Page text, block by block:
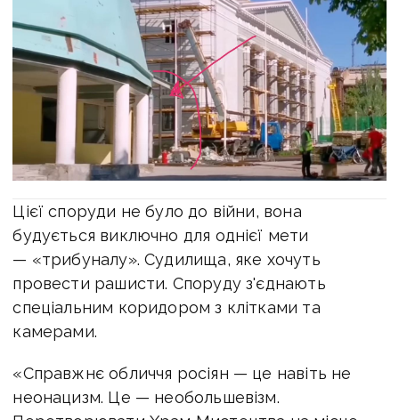
Цієї споруди не було до війни, вона
будується виключно для однієї мети
— «трибуналу». Судилища, яке хочуть
провести рашисти. Споруду з'єднають
спеціальним коридором з клітками та
камерами.
«Справжнє обличчя росіян — це навіть не
неонацизм. Це — необольшевізм.